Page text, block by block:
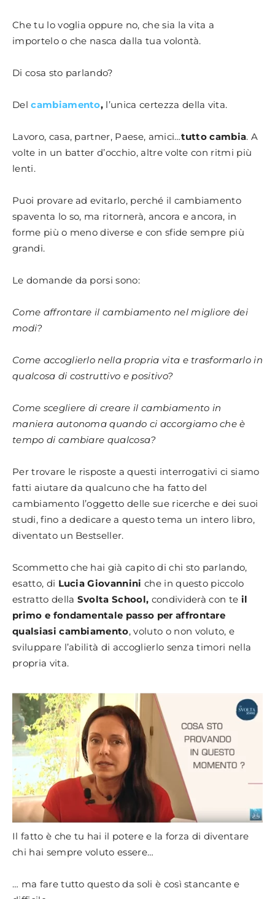
Che tu lo voglia oppure no, che sia la vita a
importelo o che nasca dalla tua volontà.
Di cosa sto parlando?
Delcambiamento, l’unica certezza della vita.
Lavoro, casa, partner, Paese, amici…tutto cambia. A
volte in un batter d’occhio, altre volte con ritmi più
lenti.
Puoi provare ad evitarlo, perché il cambiamento
spaventa lo so, ma ritornerà, ancora e ancora, in
forme più o meno diverse e con sfide sempre più
grandi.
Le domande da porsi sono:
Come affrontare il cambiamento nel migliore dei
modi?
Come accoglierlo nella propria vita e trasformarlo in
qualcosa di costruttivo e positivo?
Come scegliere di creare il cambiamento in
maniera autonoma quando ci accorgiamo che è
tempo di cambiare qualcosa?
Per trovare le risposte a questi interrogativi ci siamo
fatti aiutare da qualcuno che ha fatto del
cambiamento l’oggetto delle sue ricerche e dei suoi
studi, fino a dedicare a questo tema un intero libro,
diventato un Bestseller.
Scommetto che hai già capito di chi sto parlando,
esatto, di Lucia Giovannini che in questo piccolo
estratto della Svolta School, condividerà con te il
primo e fondamentale passo per affrontare
qualsiasi cambiamento, voluto o non voluto, e
sviluppare l’abilità di accoglierlo senza timori nella
propria vita.
Il fatto è che tu hai il potere e la forza di diventare
chi hai sempre voluto essere…
… ma fare tutto questo da soli è così stancante e